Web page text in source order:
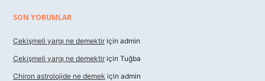
SON YORUMLAR
Çekişmeli yargı ne demektir için admin
Çekişmeli yargı ne demektir için Tuğba
Chiron astrolojide ne demek için admin